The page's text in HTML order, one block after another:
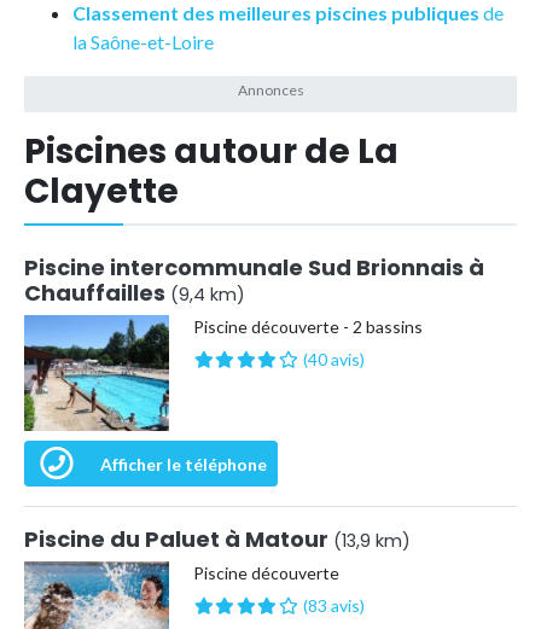
Classement des meilleures piscines publiques de
la Saône-et-Loire
Piscines autour de La
Clayette
Piscine intercommunale Sud Brionnais à
Chauffailles (9,4 km)
Piscine découverte - 2 bassins
(40 avis)
Afficher le téléphone
Piscine du Paluet à Matour (13,9 km)
Piscine découverte
(83 avis)